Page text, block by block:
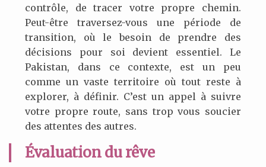
contrôle, de tracer votre propre chemin.
Peut-être traversez-vous une période de
transition, où le besoin de prendre des
décisions pour soi devient essentiel. Le
Pakistan, dans ce contexte, est un peu
comme un vaste territoire où tout reste à
explorer, à définir. C’est un appel à suivre
votre propre route, sans trop vous soucier
des attentes des autres.
Évaluation du rêve